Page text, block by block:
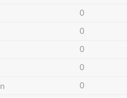
0
0
0
0
0